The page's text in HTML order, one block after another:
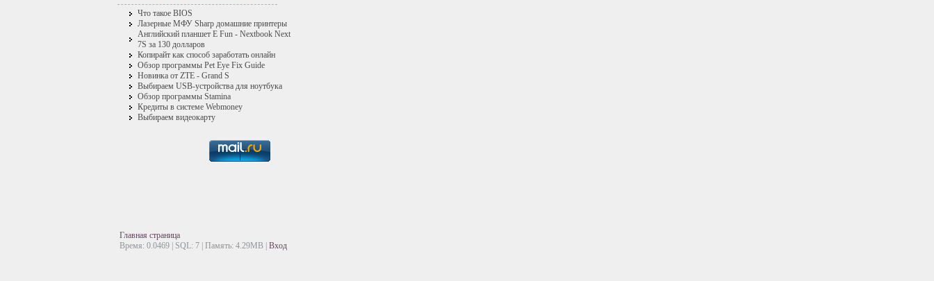
Что такое BIOS
Лазерные МФУ Sharp домашние принтеры
Английский планшет E Fun - Nextbook Next
7S за 130 долларов
Копирайт как способ заработать онлайн
Обзор программы Pet Eye Fix Guide
Новинка от ZTE - Grand S
Выбираем USB-устройства для ноутбука
Обзор программы Stamina
Кредиты в системе Webmoney
Выбираем видеокарту
Главная страница
Время: 0.0469 | SQL: 7 | Память: 4.29MB Вход